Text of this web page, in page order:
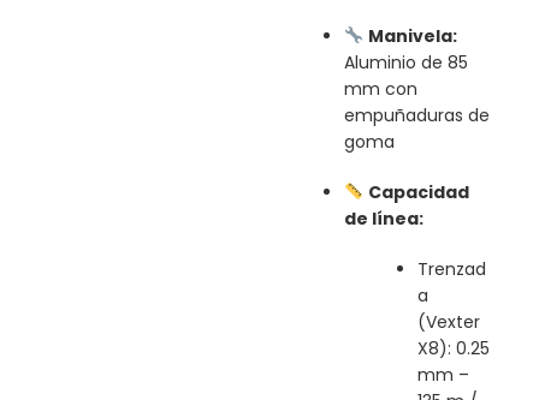
Manivela:
Aluminio de 85
mm con
empuñaduras de
goma
Capacidad
de línea:
Trenzad
a
(Vexter
X8): 0.25
mm –